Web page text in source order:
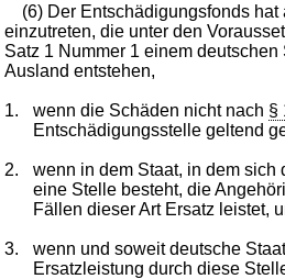
(6) Der Entschädigungsfonds hat
einzutreten, die unter den
Satz 1 Nummer 1 einem
Ausland entstehen,
1. wenn die Schäden nicht nach §
Entschädigungsstelle geltend
2.
wenn in dem Staat, in dem sich
eine Stelle besteht, die
Fällen dieser Art Ersatz leistet,
3.
wenn und soweit deutsche
Ersatzleistung durch diese